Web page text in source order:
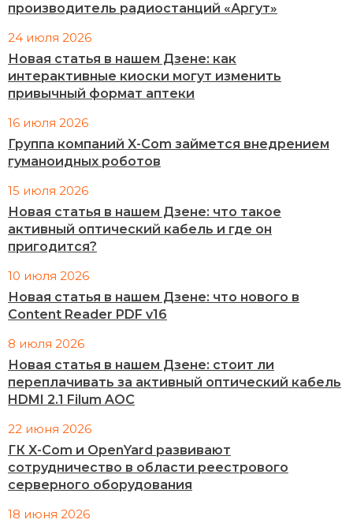
производитель радиостанций «Аргут»
24 июля 2026
Новая статья в нашем Дзене: как
интерактивные киоски могут изменить
привычный формат аптеки
16 июля 2026
Группа компаний X-Com займется внедрением
гуманоидных роботов
15 июля 2026
Новая статья в нашем Дзене: что такое
активный оптический кабель и где он
пригодится?
10 июля 2026
Новая статья в нашем Дзене: что нового в
Content Reader PDF v16
8 июля 2026
Новая статья в нашем Дзене: стоит ли
переплачивать за активный оптический кабель
HDMI 2.1 Filum AOC
22 июня 2026
ГК X-Com и OpenYard развивают
сотрудничество в области реестрового
серверного оборудования
18 июня 2026